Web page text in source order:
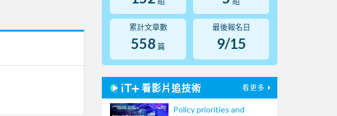
累計文章數
558 篇
最後報名日
9/15
看影片追技術 看更多
Policy priorities and